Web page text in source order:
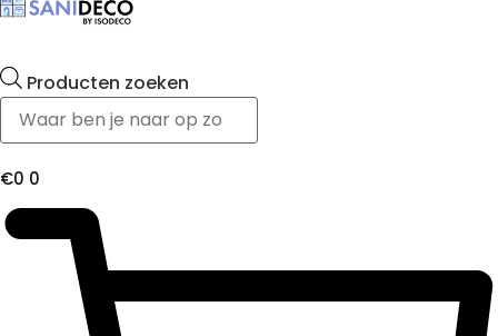
Producten zoeken
€0 0